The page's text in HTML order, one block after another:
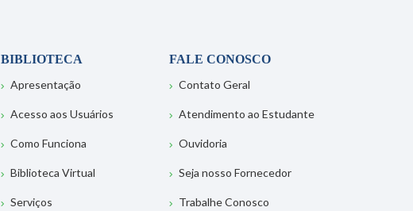
BIBLIOTECA
Apresentação
Acesso aos Usuários
Como Funciona
Biblioteca Virtual
Serviços
FALE CONOSCO
Contato Geral
Atendimento ao Estudante
Ouvidoria
Seja nosso Fornecedor
Trabalhe Conosco